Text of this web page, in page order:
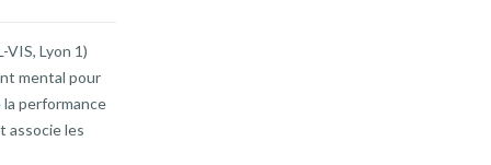
Lyon 1)
mental pour
performance
associe les